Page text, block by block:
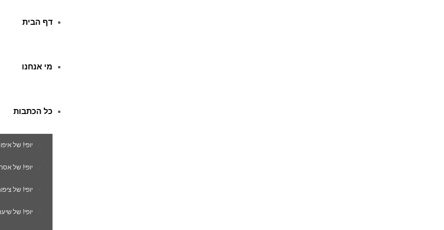
דף הבית
מי אנחנו
כל הכתבות
יופי! של
יופי! של
יופי! של
יופי! של